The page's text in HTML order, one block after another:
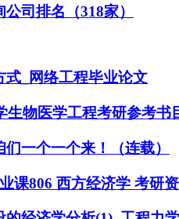
司排名（318家）
式_网络工程毕业论文
生物医学工程考研参考
一个一个来！（连载）
课806 西方经济学 考研